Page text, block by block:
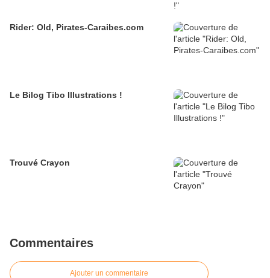
Rider: Old, Pirates-Caraibes.com
Le Bilog Tibo Illustrations !
Trouvé Crayon
Commentaires
Ajouter un commentaire